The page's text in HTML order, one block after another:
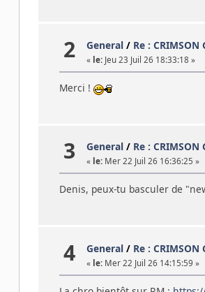
2 General/ Re : CRIMSON
« le:Jeu 23 Juil 26 18:33:18 »
Merci !
3 General/ Re : CRIMSON
« le:Mer 22 Juil 26 16:36:25 »
Denis, peux-tu basculer de
4 General/ Re : CRIMSON
« le:Mer 22 Juil 26 14:15:59 »